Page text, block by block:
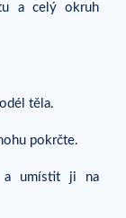
a celý okruh
těla.
pokrčte.
a umístit ji na